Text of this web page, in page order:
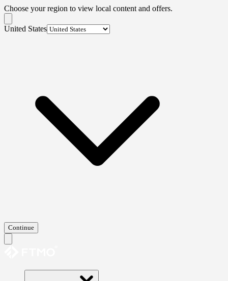
Choose your region to view local content and offers.
United States
Continue